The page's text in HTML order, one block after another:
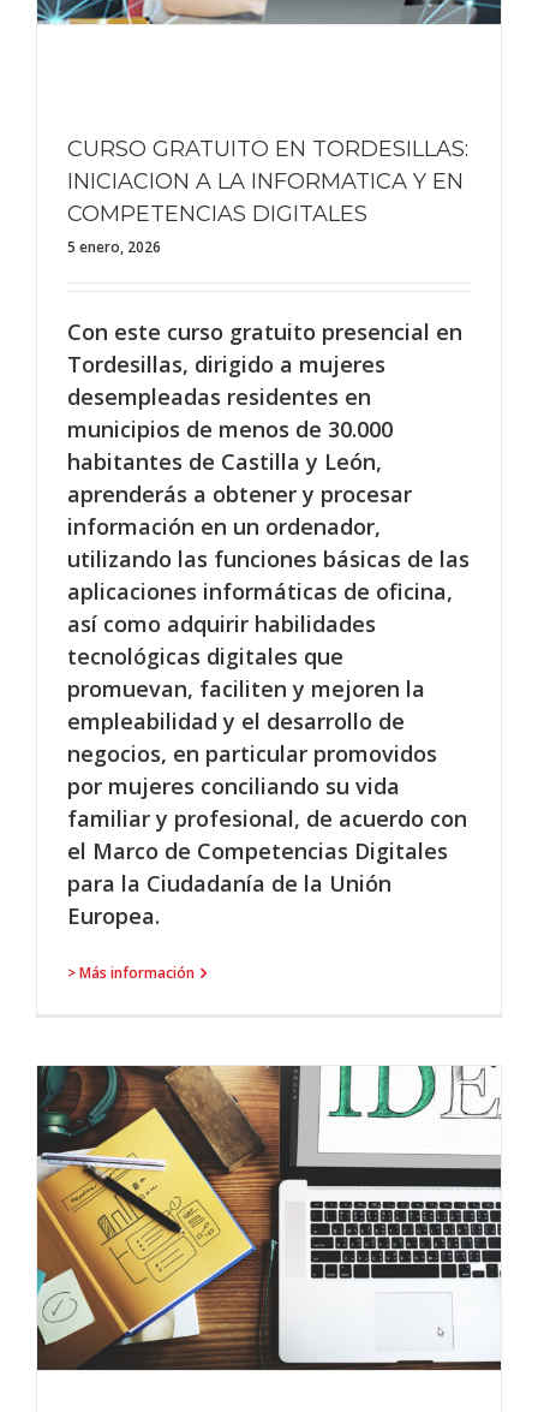
CURSO GRATUITO EN TORDESILLAS:
INICIACION A LA INFORMATICA Y EN
COMPETENCIAS DIGITALES
5 enero, 2026
Con este curso gratuito presencial en
Tordesillas, dirigido a mujeres
desempleadas residentes en
municipios de menos de 30.000
habitantes de Castilla y León,
aprenderás a obtener y procesar
información en un ordenador,
utilizando las funciones básicas de las
aplicaciones informáticas de oficina,
así como adquirir habilidades
tecnológicas digitales que
promuevan, faciliten y mejoren la
empleabilidad y el desarrollo de
negocios, en particular promovidos
por mujeres conciliando su vida
familiar y profesional, de acuerdo con
el Marco de Competencias Digitales
para la Ciudadanía de la Unión
Europea.
> Más información